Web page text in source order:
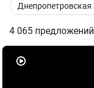
Днепропетровская
4 065 предложений